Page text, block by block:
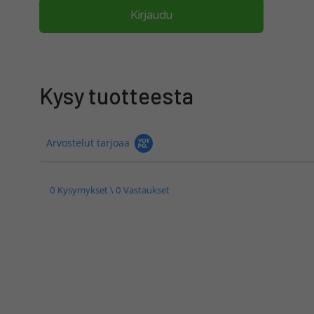
Kirjaudu
Kysy tuotteesta
Arvostelut tarjoaa
0 Kysymykset \ 0 Vastaukset